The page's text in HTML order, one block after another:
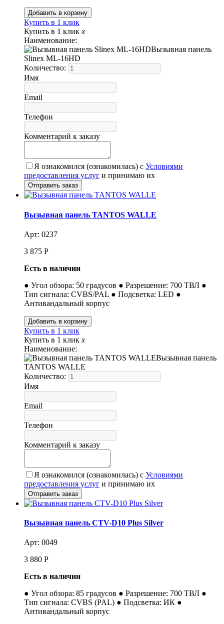
Купить в 1 клик
Купить в 1 клик x
Наименование:
Вызывная панель
Slinex ML-16HD
Количество:
Имя
Email
Телефон
Комментарий к заказу
Я ознакомился (ознакомилась) с Условиями
предоставления услуг и принимаю их
Вызывная панель TANTOS WALLE
Арт: 0237
3 875 Р
Есть в наличии
● Угол обзора: 50 градусов ● Разрешение: 700 ТВЛ ●
Тип сигнала: CVBS/PAL ● Подсветка: LED ●
Антивандальный корпус
Купить в 1 клик
Купить в 1 клик x
Наименование:
Вызывная панель
TANTOS WALLE
Количество:
Имя
Email
Телефон
Комментарий к заказу
Я ознакомился (ознакомилась) с Условиями
предоставления услуг и принимаю их
Вызывная панель CTV-D10 Plus Silver
Арт: 0049
3 880 Р
Есть в наличии
● Угол обзора: 85 градусов ● Разрешение: 700 ТВЛ ●
Тип сигнала: CVBS (PAL) ● Подсветка: ИК ●
Антивандальный корпус